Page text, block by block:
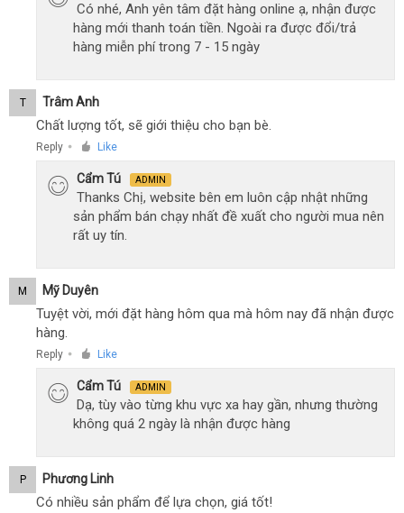
Có nhé, Anh yên tâm đặt hàng online ạ, nhận được
hàng mới thanh toán tiền. Ngoài ra được đổi/trả
hàng miễn phí trong 7 - 15 ngày
T Trâm Anh
Chất lượng tốt, sẽ giới thiệu cho bạn bè.
Reply ● Like
Cẩm Tú ADMIN
Thanks Chị, website bên em luôn cập nhật những
sản phẩm bán chạy nhất đề xuất cho người mua nên
rất uy tín.
M Mỹ Duyên
Tuyệt vời, mới đặt hàng hôm qua mà hôm nay đã nhận được
hàng.
Reply ● Like
Cẩm Tú ADMIN
Dạ, tùy vào từng khu vực xa hay gần, nhưng thường
không quá 2 ngày là nhận được hàng
P Phương Linh
Có nhiều sản phẩm để lựa chọn, giá tốt!